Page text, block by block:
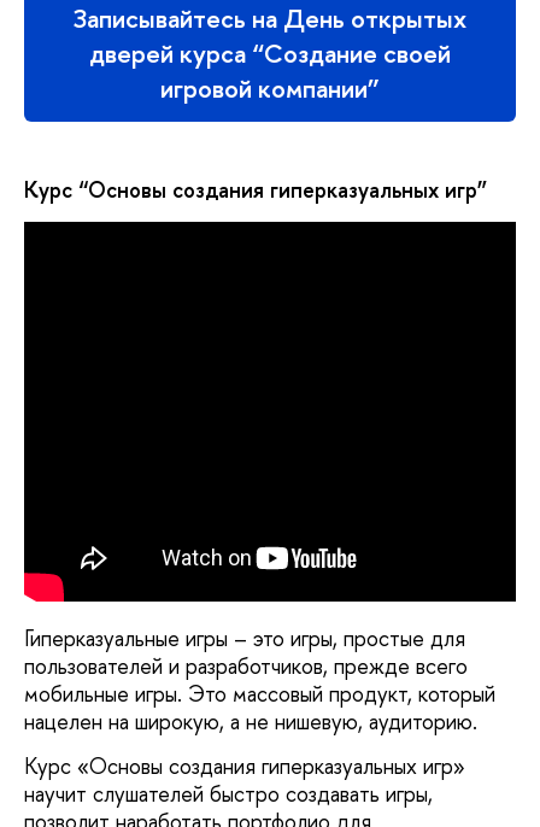
Записывайтесь на День открытых
дверей курса “Создание своей
игровой компании”
Курс “Основы создания гиперказуальных игр”
Гиперказуальные игры – это игры, простые для
пользователей и разработчиков, прежде всего
мобильные игры. Это массовый продукт, который
нацелен на широкую, а не нишевую, аудиторию.
Курс «Основы создания гиперказуальных игр»
научит слушателей быстро создавать игры,